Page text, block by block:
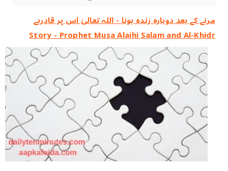
مرنے کے بعد دوبارہ زندہ ہونا - اللہ تعالیٰ اس پر قادرہے
Story - Prophet Musa Alaihi Salam and Al-Khidr